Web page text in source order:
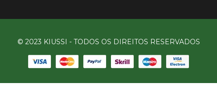
© 2023 KIUSSI - TODOS OS DIREITOS RESERVADOS